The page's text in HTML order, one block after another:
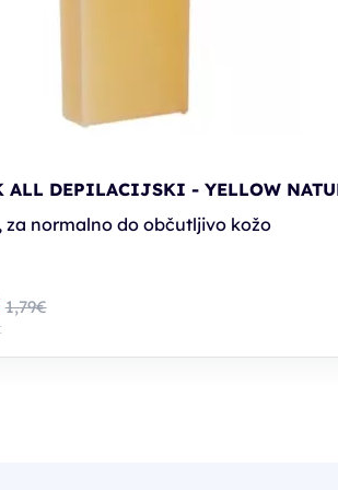
ALL DEPILACIJSKI - YELLOW
za normalno do občutljivo kožo
1,79€